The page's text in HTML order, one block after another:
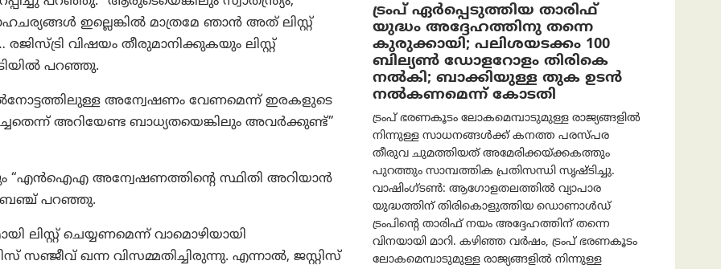
ഇല്ലെങ്കിൽ മാത്രമേ ഞാൻ അത് ലിസ്റ്റ്
വിഷയം തീരുമാനിക്കുകയും ലിസ്റ്റ്
പറഞ്ഞു.
അന്വേഷണം വേണമെന്ന് ഇരകളുടെ
അറിയേണ്ട ബാധ്യതയെങ്കിലും അവർക്കുണ്ട്”
“എൻ‌ഐ‌എ അന്വേഷണത്തിന്റെ സ്ഥിതി അറിയാൻ
ബെഞ്ച് പറഞ്ഞു.
ലിസ്റ്റ് ചെയ്യണമെന്ന് വാമൊഴിയായി
സഞ്ജീവ് ഖന്ന വിസമ്മതിച്ചിരുന്നു. എന്നാല്‍, ജസ്റ്റിസ്
ട്രംപ് ഏര്‍പ്പെടുത്തിയ താരിഫ്
യുദ്ധം അദ്ദേഹത്തിനു തന്നെ
കുരുക്കായി; പലിശയടക്കം 100
ബില്യണ്‍ ഡോളറോളം തിരികെ
നല്‍കി; ബാക്കിയുള്ള തുക ഉടന്‍
നല്‍കണമെന്ന് കോടതി
ട്രംപ് ഭരണകൂടം ലോകമെമ്പാടുമുള്ള രാജ്യങ്ങളിൽ
നിന്നുള്ള സാധനങ്ങൾക്ക് കനത്ത പരസ്പര
തീരുവ ചുമത്തിയത് അമേരിക്കയ്ക്കകത്തും
പുറത്തും സാമ്പത്തിക പ്രതിസന്ധി സൃഷ്ടിച്ചു.
വാഷിംഗ്ടണ്‍: ആഗോളതലത്തിൽ വ്യാപാര
യുദ്ധത്തിന് തിരികൊളുത്തിയ ഡൊണാൾഡ്
ട്രംപിന്റെ താരിഫ് നയം അദ്ദേഹത്തിന് തന്നെ
വിനയായി മാറി. കഴിഞ്ഞ വർഷം, ട്രംപ് ഭരണകൂടം
ലോകമെമ്പാടുമുള്ള രാജ്യങ്ങളിൽ നിന്നുള്ള